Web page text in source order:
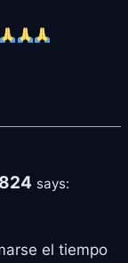
says:
el tiempo